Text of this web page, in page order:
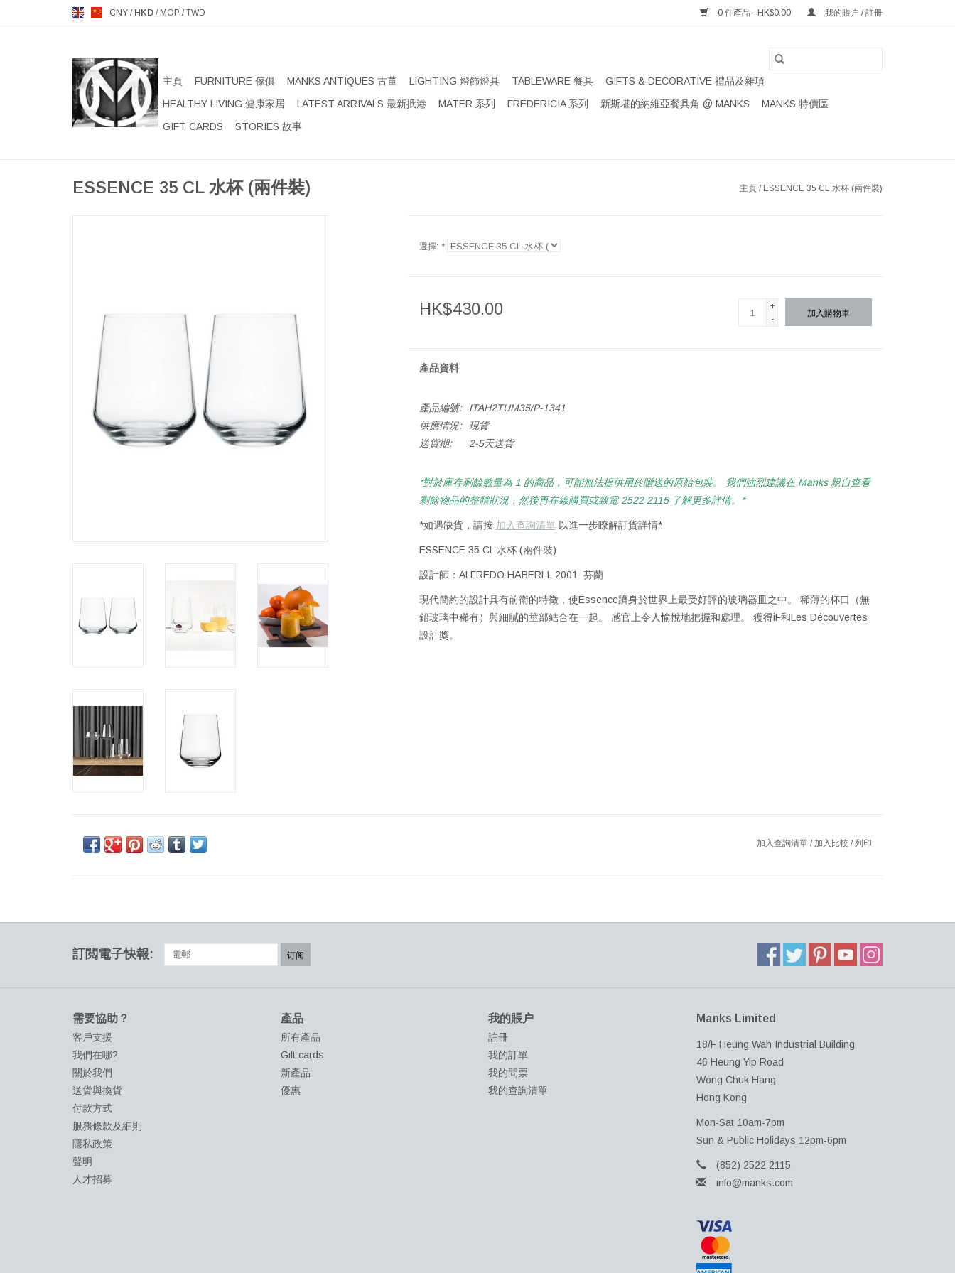
CNY / HKD / MOP /TWD 0 件產品 - HK$0.00 我的賬户 / 註冊
主頁 FURNITURE 傢俱 MANKS ANTIQUES 古董 LIGHTING 燈飾燈具 TABLEWARE 餐具
GIFTS & DECORATIVE 禮品及雜項
HEALTHY LIVING 健康家居
LATEST ARRIVALS 最新扺港 MATER 系列 FREDERICIA 系列 新斯堪的納維亞餐具角 @ MANKS
MANKS 特價區
GIFT CARDS
STORIES 故事
ESSENCE 35 CL 水杯 (兩件裝) 主頁 / ESSENCE 35 CL 水杯 (兩件裝)
選擇: *
HK$430.00
+
-
加入購物車
產品資料
產品編號:
ITAH2TUM35/P-1341
供應情況:
現貨
送貨期:
2-5天送貨
*對於庫存剩餘數量為 1 的商品，可能無法提供用於贈送的原始包裝。 我們強烈建議在 Manks 親自查看
剩餘物品的整體狀況，然後再在線購買或致電 2522 2115 了解更多詳情。*
*如遇缺貨，請按 加入查詢清單 以進一步瞭解訂貨詳情*
ESSENCE 35 CL 水杯 (兩件裝)
設計師：ALFREDO HÄBERLI, 2001 芬蘭
現代簡約的設計具有前衛的特徵，使Essence躋身於世界上最受好評的玻璃器皿之中。 稀薄的杯口（無
鉛玻璃中稀有）與細膩的莖部結合在一起。 感官上令人愉悅地把握和處理。 獲得iF和Les Découvertes
設計獎。
加入查詢清單 / 加入比較 /列印
訂閲電子快報: 订阅
需要協助？
客戶支援
我們在哪?
關於我們
送貨與換貨
付款方式
服務條款及細則
隱私政策
聲明
人才招募
產品
所有產品
Gift cards
新產品
優惠
我的賬户
註冊
我的訂單
我的問票
我的查詢清單
Manks Limited
18/F Heung Wah Industrial Building
46 Heung Yip Road
Wong Chuk Hang
Hong Kong
Mon-Sat 10am-7pm
Sun & Public Holidays 12pm-6pm
(852) 2522 2115
info@manks.com